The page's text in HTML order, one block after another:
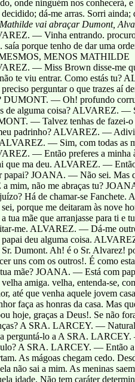
onde ninguém nos conhecerá,
decidido; dá-me arras. Sorri
vai abraçar Dumont,
— Vinha entrando. procuro
saía porque tenho de dar uma
MENOS MATHILDE
— Miss Brown disse-me
te viu entrar. Como estás
perguntar o que trazes aí
DUMONT. — Oh! profundo
de alguma coisa? ALVAREZ. —
— Talvez tenhas de fazei-
padrinho? ALVAREZ. —
ALVAREZ. — Sim, com todas as
— Então preferes a
que ma deu. ALVAREZ. —
papai? JOANA. — Não sei. Mas
mim, não me abraças tu?
Há de chamar-se
sei, porque me deitaram às
tua mãe que arranjasse para ti
me. ALVAREZ. — Dá-me
papai deu alguma coisa.
Sr. Dumont. Ah! é o Sr. Alvarez!
uns com os outros!. É como
tua mãe? JOANA. — Está com
amiga. velha, entenda-se,
até que venha aquele jovem
faça as honras da casa. Mas
hoje, graças a Deus!. Se não
A SRA. LARCEY. —
perguntá-lo a A SRA. LARCEY.
A SRA. LARCEY. — Então a
As mágoas chegam cedo.
não sai a mim. As meninas
idade. Não tem caráter